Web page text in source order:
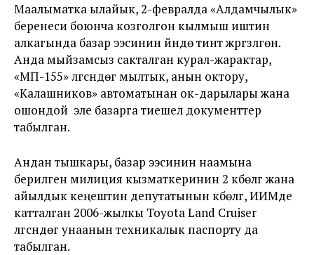
Маалыматка ылайык, 2-февралда «Алдамчылык»
беренеси боюнча козголгон кылмыш иштин
алкагында базар ээсинин үйүндө тинтүү жүргүзүлгөн.
Анда мыйзамсыз сакталган курал-жарактар,
«МП-155» үлгүсүндөгү мылтык, анын октору,
«Калашников» автоматынан ок-дарылары жана
ошондой эле базарга тиешелүү документтер
табылган.
Андан тышкары, базар ээсинин наамына
берилген милиция кызматкеринин 2 күбөлүгү жана
айылдык кеңештин депутатынын күбөлүгү, ИИМде
катталган 2006-жылкы Toyota Land Cruiser
үлгүсүндөгү унаанын техникалык паспорту да
табылган.